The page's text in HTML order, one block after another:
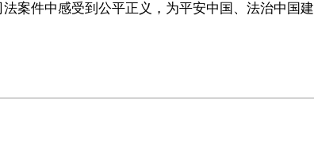
案件中感受到公平正义，为平安中国、法治中国建